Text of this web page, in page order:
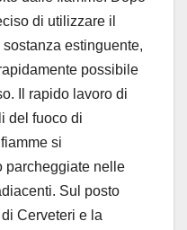
di utilizzare il
estinguente,
possibile
Il rapido lavoro di
del fuoco di
si
parcheggiate nelle
Sul posto
Cerveteri e la